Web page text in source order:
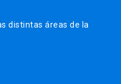
distintas áreas de la